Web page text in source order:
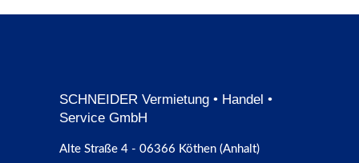
SCHNEIDER Vermietung • Handel •
Service GmbH
Alte Straße 4 - 06366 Köthen (Anhalt)